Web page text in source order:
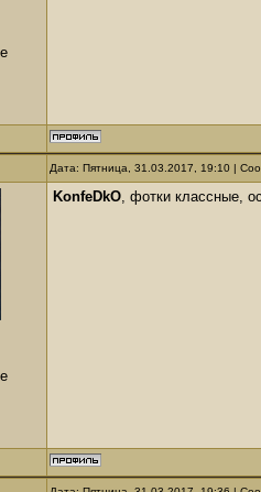
Дата: Пятница, 31.03.2017, 19:10 |
KonfeDkO, фотки классные,